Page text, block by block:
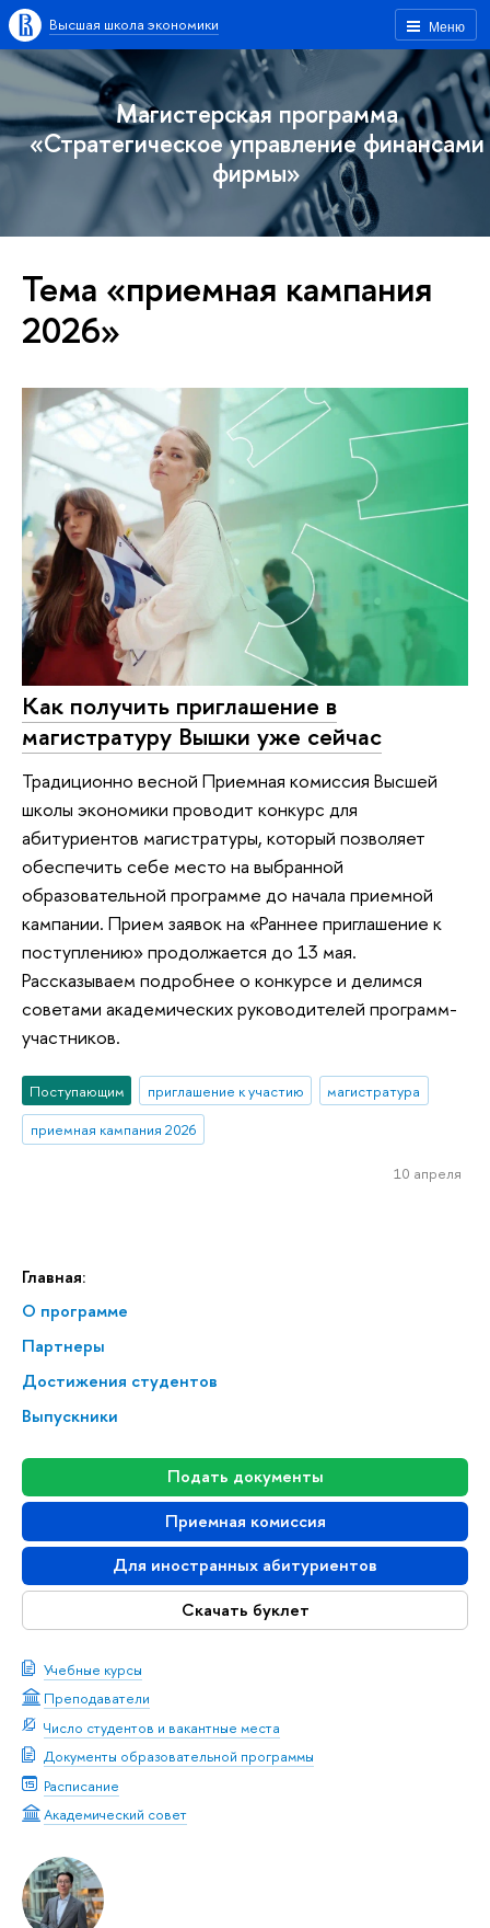
Меню
Высшая школа экономики
Магистерская программа
«Стратегическое управление финансами
фирмы»
Главная:
О программе
Партнеры
Достижения студентов
Выпускники
Подать документы
Приемная комиссия
Для иностранных абитуриентов
Скачать буклет
Учебные курсы
Преподаватели
Число студентов и вакантные места
Документы образовательной программы
Расписание
Академический совет
Тема «приемная кампания
2026»
Как получить приглашение в
магистратуру Вышки уже сейчас
Традиционно весной Приемная комиссия Высшей
школы экономики проводит конкурс для
абитуриентов магистратуры, который позволяет
обеспечить себе место на выбранной
образовательной программе до начала приемной
кампании. Прием заявок на «Раннее приглашение к
поступлению» продолжается до 13 мая.
Рассказываем подробнее о конкурсе и делимся
советами академических руководителей программ-
участников.
Поступающим приглашение к участию
магистратура
приемная кампания 2026
10 апреля